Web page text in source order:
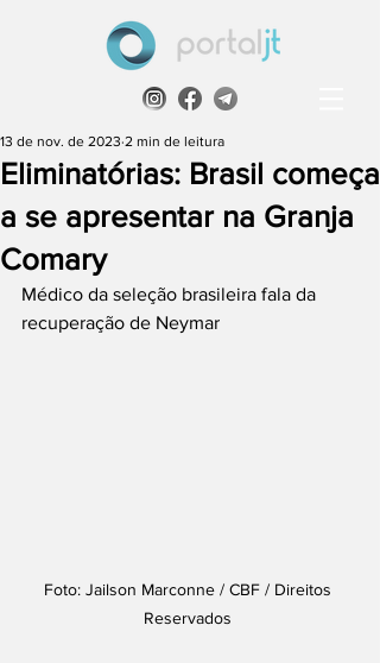
Eliminatórias: Brasil começa
a se apresentar na Granja
Comary
13 de nov. de 2023 2 min de leitura
Médico da seleção brasileira fala da
recuperação de Neymar
Foto: Jailson Marconne / CBF / Direitos
Reservados